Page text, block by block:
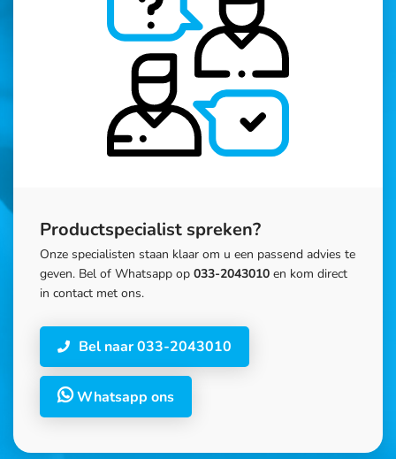
Productspecialist spreken?
Onze specialisten staan klaar om u een passend advies te
geven. Bel of Whatsapp op 033-2043010 en kom direct
in contact met ons.
Bel naar 033-2043010
Whatsapp ons